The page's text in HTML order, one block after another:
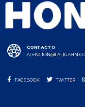
CONTACTO
FACEBOOK TWITTER